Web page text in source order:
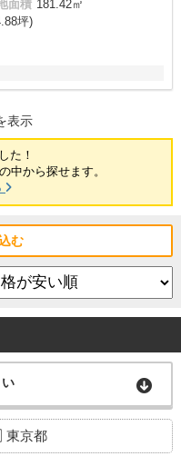
面積 181.42㎡
坪)
表示
た！
中から探せます。
む
東京都